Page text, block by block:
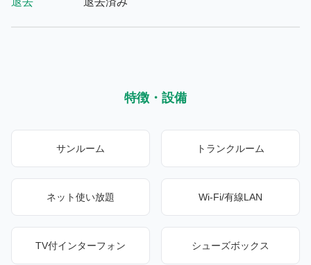
特徴・設備
サンルーム トランクルーム
ネット使い放題 Wi-Fi/有線LAN
TV付インターフォン シューズボックス